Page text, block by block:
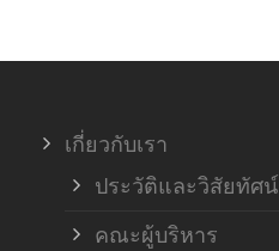
เกี่ยวกับเรา
ประวัติและวิสัยทัศน์
คณะผู้บริหาร